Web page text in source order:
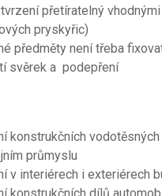
přetíratelný
pryskyřic)
předměty není třeba
svěrek a podepření
konstrukčních
průmyslu
v interiérech i exteriérech